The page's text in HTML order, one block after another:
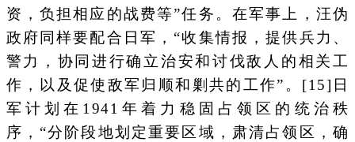
资，负担相应的战费等”任务。在军事上，汪伪
政府同样要配合日军，“收集情报，提供兵力、
警力，协同进行确立治安和讨伐敌人的相关工
作，以及促使敌军归顺和剿共的工作”。[15]日
军计划在1941年着力稳固占领区的统治秩
序，“分阶段地划定重要区域，肃清占领区，确